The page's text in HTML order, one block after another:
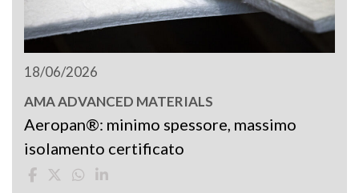
18/06/2026
AMA ADVANCED MATERIALS
Aeropan®: minimo spessore, massimo
isolamento certificato